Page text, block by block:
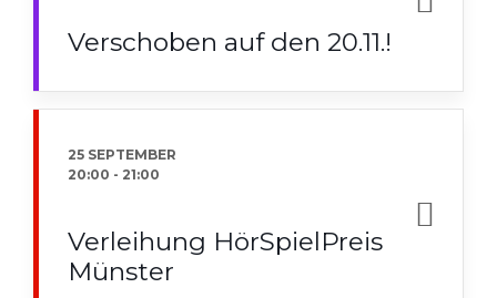
Verschoben auf den 20.11.!
25 SEPTEMBER
20:00 - 21:00
Verleihung HörSpielPreis
Münster